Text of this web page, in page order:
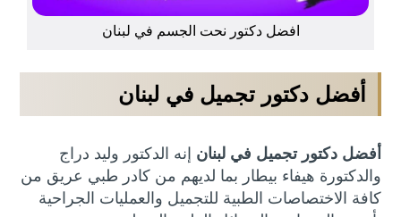
افضل دكتور نحت الجسم في لبنان
أفضل دكتور تجميل في لبنان
أفضل دكتور تجميل في لبنان إنه الدكتور وليد دراج
والدكتورة هيفاء بيطار بما لديهم من كادر طبي عريق من
كافة الاختصاصات الطبية للتجميل والعمليات الجراحية